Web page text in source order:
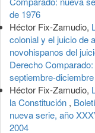
de 1976
Héctor Fix-Zamudio,
colonial y el juicio de
novohispanos del
Derecho
septiembre-
Héctor Fix-Zamudio,
la Constitución ,
nueva serie, año
2004